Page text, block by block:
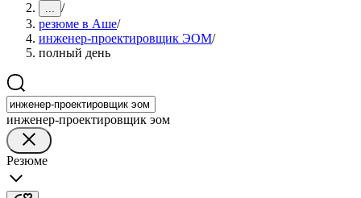
... /
резюме в Аше/
инженер-проектировщик ЭОМ/
полный день
инженер-проектировщик эом
Резюме